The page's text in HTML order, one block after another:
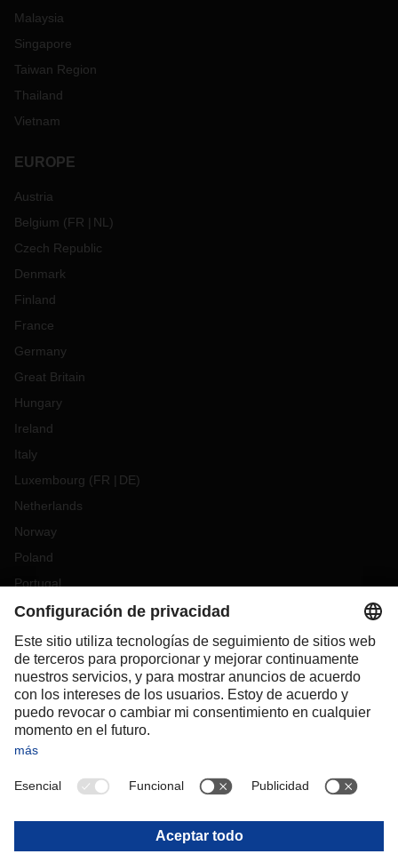
Malaysia
Singapore
Taiwan Region
Thailand
Vietnam
EUROPE
Austria
Belgium (FR NL )
Czech Republic
Denmark
Finland
France
Germany
Great Britain
Hungary
Ireland
Italy
Luxembourg (FR DE)
Netherlands
Norway
Poland
Portugal
Romania
Slovakia
Spain
Sweden
Switzerland(DE FR)
Turkey
OCEANIA